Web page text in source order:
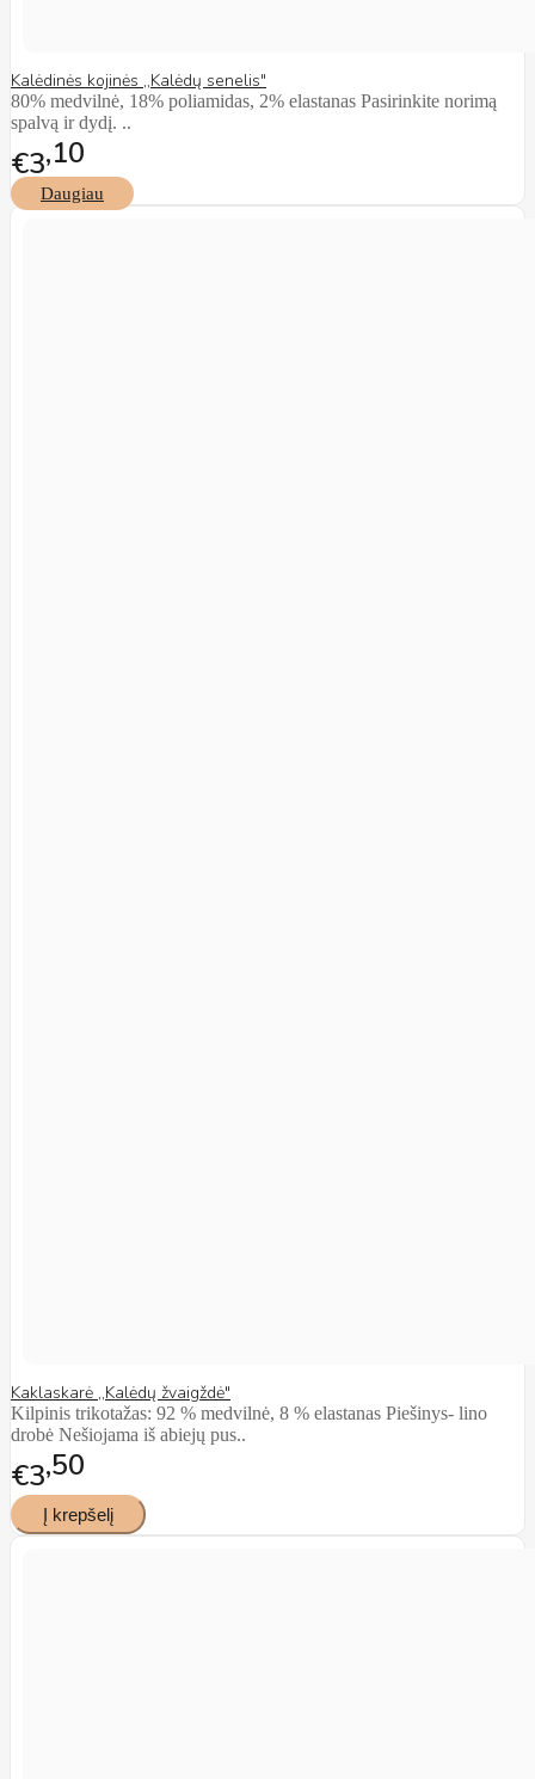
Kalėdinės kojinės ,,Kalėdų senelis"
80% medvilnė, 18% poliamidas, 2% elastanas Pasirinkite norimą
spalvą ir dydį. ..
€3 10
Daugiau
Kaklaskarė ,,Kalėdų žvaigždė"
Kilpinis trikotažas: 92 % medvilnė, 8 % elastanas Piešinys- lino
drobė Nešiojama iš abiejų pus..
€3 50